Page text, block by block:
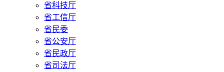
省科技厅
省工信厅
省民委
省公安厅
省民政厅
省司法厅